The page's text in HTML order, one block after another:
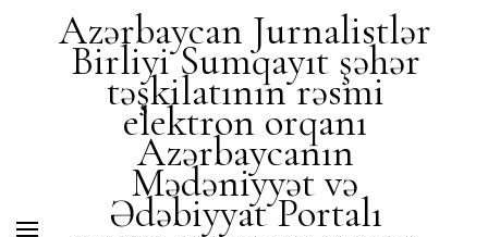
Mədəniyyət və Ədəbiyyat
Portalı
Azərbaycan Jurnalistlər
Birliyi Sumqayıt şəhər
təşkilatının rəsmi
elektron orqanı
Azərbaycanın
Mədəniyyət və
Ədəbiyyat Portalı